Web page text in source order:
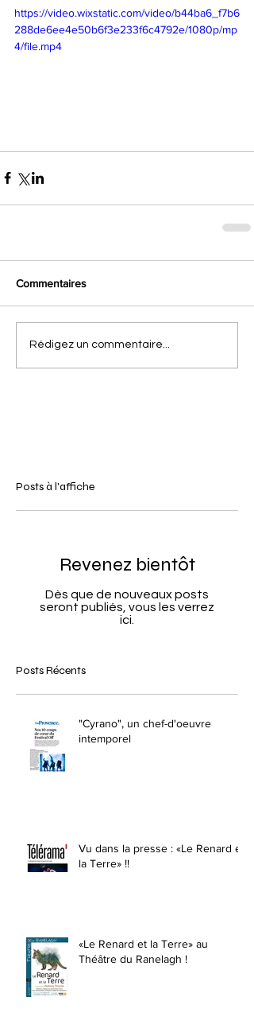
https://video.wixstatic.com/video/b44ba6_f7b6
288de6ee4e50b6f3e233f6c4792e/1080p/mp
4/file.mp4
Commentaires
Rédigez un commentaire...
Posts à l'affiche
Revenez bientôt
Dès que de nouveaux posts
seront publiés, vous les verrez
ici.
Posts Récents
"Cyrano", un chef-d'oeuvre
intemporel
Vu dans la presse : «Le Renard et
la Terre» !!
«Le Renard et la Terre» au
Théâtre du Ranelagh !